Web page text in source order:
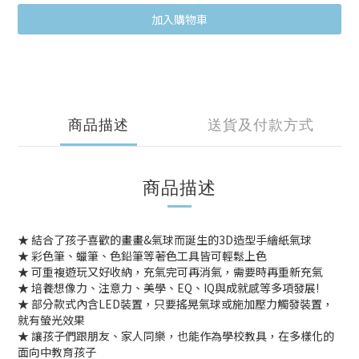
加入購物車
商品描述 送貨及付款方式
商品描述
★ 結合了孩子喜歡的畫畫&氣球而誕生的3D造型手繪紙氣球
★ 彩色筆、蠟筆、色鉛筆等著色工具皆可輕鬆上色
★ 可重複遊玩又好收納，充氣完可再消氣，需要時再重新充氣
★ 培養想像力、注意力、美學、EQ、IQ與成就感等多項發展!
★ 部分款式內含LED裝置，只要搖晃氣球或施加壓力觸發裝置，
就有螢光效果
★ 讓孩子們跟朋友、家人同樂，也能作為學校教具，在多樣化的
面向中教育孩子